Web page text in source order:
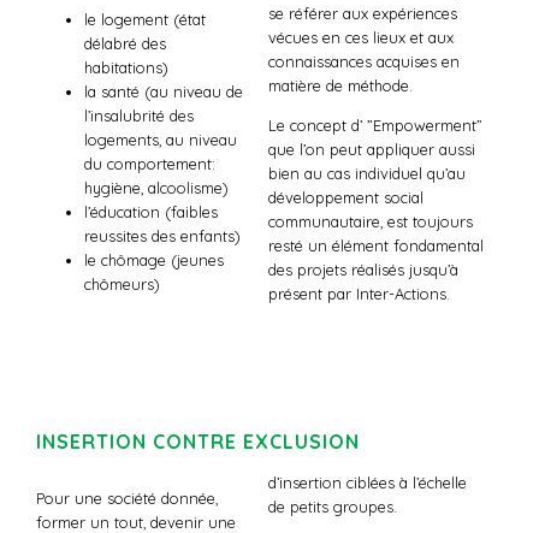
le logement (état
délabré des
habitations)
la santé (au niveau de
l’insalubrité des
logements, au niveau
du comportement:
hygiène, alcoolisme)
l’éducation (faibles
reussites des enfants)
le chômage (jeunes
chômeurs)
se référer aux expériences
vécues en ces lieux et aux
connaissances acquises en
matière de méthode.
Le concept d’ ”Empowerment”
que l’on peut appliquer aussi
bien au cas individuel qu’au
développement social
communautaire, est toujours
resté un élément fondamental
des projets réalisés jusqu’à
présent par Inter-Actions.
INSERTION CONTRE EXCLUSION
Pour une société donnée,
former un tout, devenir une
d’insertion ciblées à l’échelle
de petits groupes.